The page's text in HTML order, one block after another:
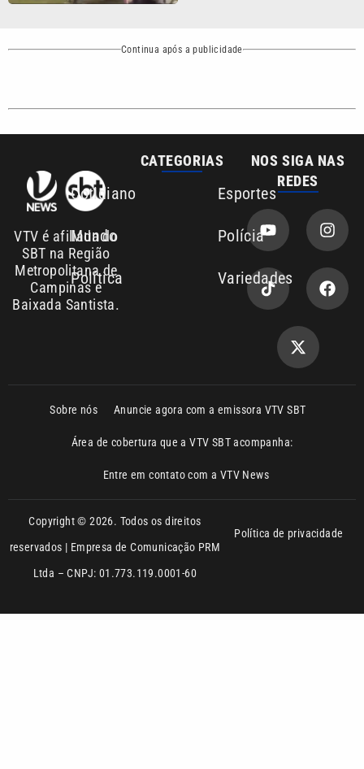
Continua após a publicidade
VTV é afiliada do
SBT na Região
Metropolitana de
Campinas e
Baixada Santista.
Esportes
Mundo Polícia
Política Variedades
Anuncie agora com a emissora VTV SBT
Copyright © 2026. Todos os direitos